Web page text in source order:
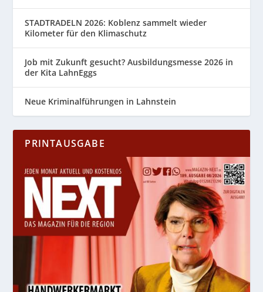
STADTRADELN 2026: Koblenz sammelt wieder
Kilometer für den Klimaschutz
Job mit Zukunft gesucht? Ausbildungsmesse 2026 in
der Kita LahnEggs
Neue Kriminalführungen in Lahnstein
PRINTAUSGABE